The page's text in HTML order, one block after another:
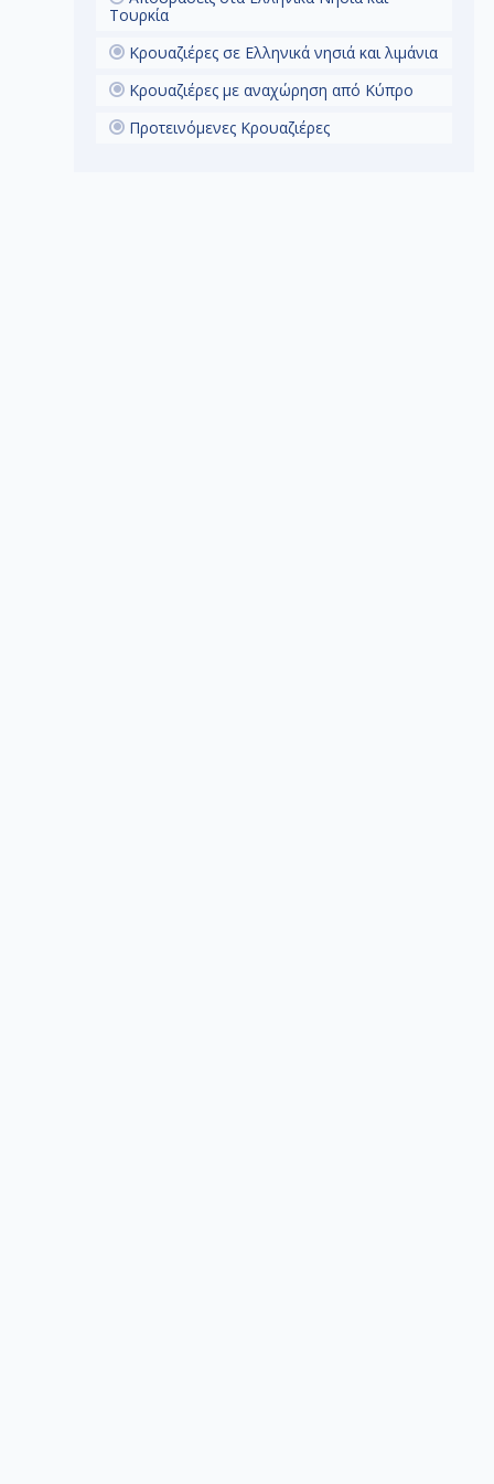
Τουρκία
Κρουαζιέρες σε Ελληνικά νησιά και λιμάνια
Κρουαζιέρες με αναχώρηση από Κύπρο
Προτεινόμενες Κρουαζιέρες